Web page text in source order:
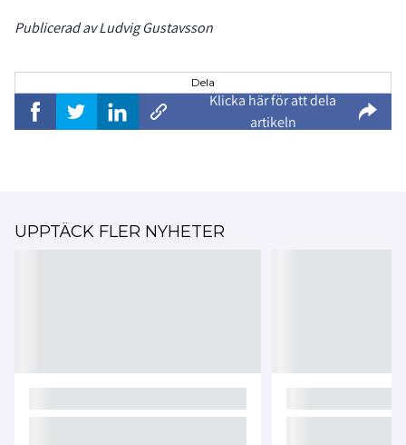
Publicerad av Ludvig Gustavsson
Dela
Klicka här för att dela
artikeln
UPPTÄCK FLER NYHETER